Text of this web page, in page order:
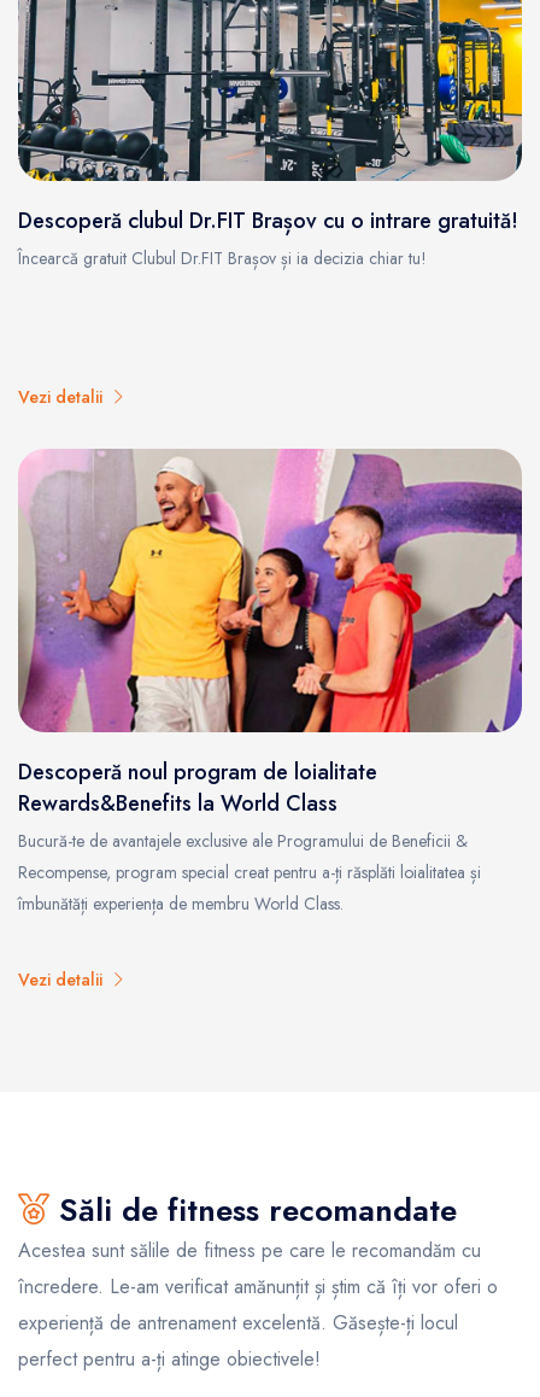
Descoperă clubul Dr.FIT Brașov cu o intrare gratuită!
Încearcă gratuit Clubul Dr.FIT Brașov și ia decizia chiar tu!
Vezi detalii
Descoperă noul program de loialitate
Rewards&Benefits la World Class
Bucură-te de avantajele exclusive ale Programului de Beneficii &
Recompense, program special creat pentru a-ți răsplăti loialitatea și
îmbunătăți experiența de membru World Class.
Vezi detalii
Săli de fitness recomandate
Acestea sunt sălile de fitness pe care le recomandăm cu
încredere. Le-am verificat amănunțit și știm că îți vor oferi o
experiență de antrenament excelentă. Găsește-ți locul
perfect pentru a-ți atinge obiectivele!